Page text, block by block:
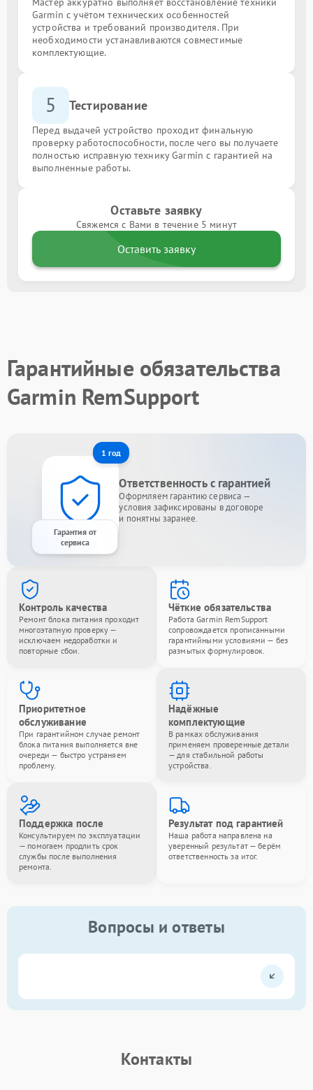
Garmin с учётом технических особенностей
устройства и требований производителя. При
необходимости устанавливаются совместимые
комплектующие.
5 Тестирование
Перед выдачей устройство проходит финальную
проверку работоспособности, после чего вы получаете
полностью исправную технику Garmin с гарантией на
выполненные работы.
Оставьте заявку
Свяжемся с Вами в течение 5 минут
Оставить заявку
Гарантийные обязательства
Garmin RemSupport
1 год
Гарантия от
сервиса
Ответственность с гарантией
Оформляем гарантию сервиса —
условия зафиксированы в договоре
и понятны заранее.
Контроль качества
Ремонт блока питания проходит
многоэтапную проверку —
исключаем недоработки и
повторные сбои.
Чёткие обязательства
Работа Garmin RemSupport
сопровождается прописанными
гарантийными условиями — без
размытых формулировок.
Приоритетное
обслуживание
При гарантийном случае ремонт
блока питания выполняется вне
очереди — быстро устраняем
проблему.
Надёжные
комплектующие
В рамках обслуживания
применяем проверенные детали
— для стабильной работы
устройства.
Поддержка после
Консультируем по эксплуатации
— помогаем продлить срок
службы после выполнения
ремонта.
Результат под гарантией
Наша работа направлена на
уверенный результат — берём
ответственность за итог.
Вопросы и ответы
Контакты